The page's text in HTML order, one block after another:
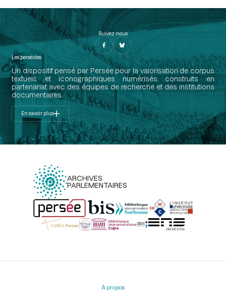
Suivez-nous
Les perséides
Un dispositif pensé par Persée pour la valorisation de corpus
textuels et iconographiques numérisés construits en
partenariat avec des équipes de recherche et des institutions
documentaires.
En savoir plus
ARCHIVES
PARLEMENTAIRES
Menu
À propos